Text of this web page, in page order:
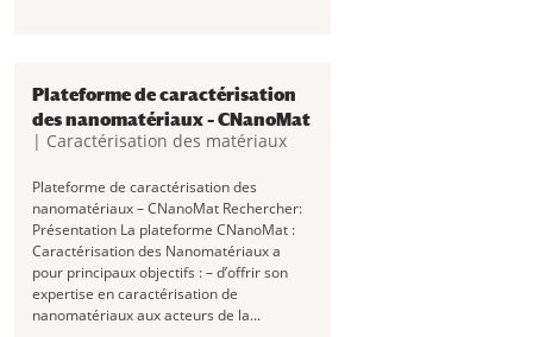
Plateforme de caractérisation
des nanomatériaux – CNanoMat
| Caractérisation des matériaux
Plateforme de caractérisation des
nanomatériaux – CNanoMat Rechercher:
Présentation La plateforme CNanoMat :
Caractérisation des Nanomatériaux a
pour principaux objectifs : – d’offrir son
expertise en caractérisation de
nanomatériaux aux acteurs de la...